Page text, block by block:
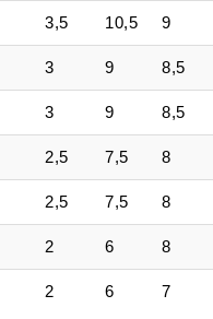
3,5 10,5 9
3 9 8,5
3 9 8,5
2,5 7,5 8
2,5 7,5 8
2 6 8
2 6 7